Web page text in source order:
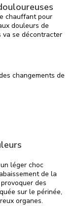
chauffant pour
douleurs de
va se décontracter
changements de
léger choc
de la
des
sur le périnée,
organes.